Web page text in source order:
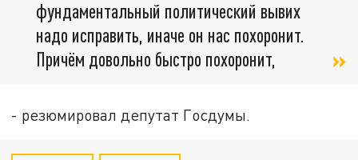
фундаментальный политический вывих
надо исправить, иначе он нас похоронит.
Причём довольно быстро похоронит,
- резюмировал депутат Госдумы.